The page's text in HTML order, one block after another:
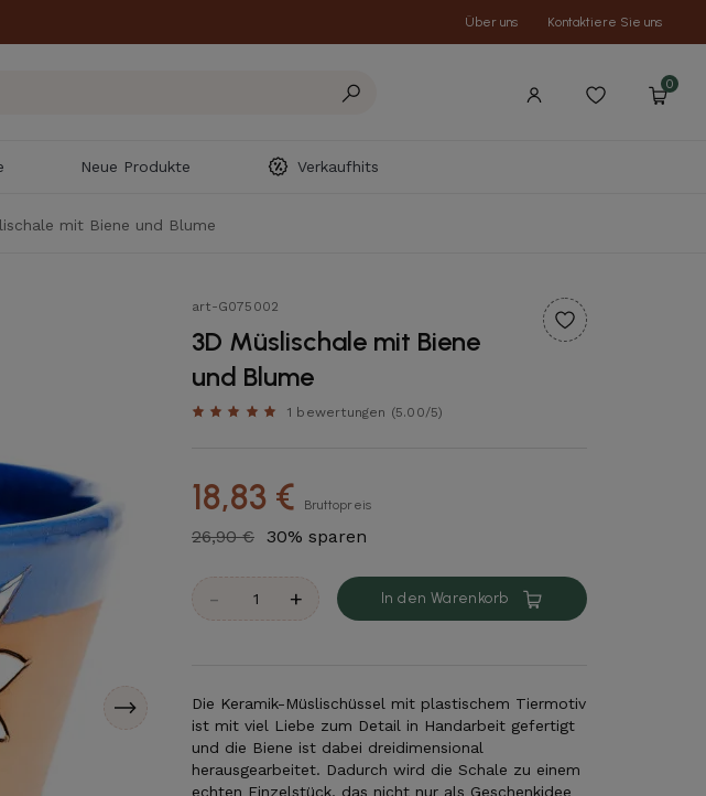
Über uns Kontaktiere Sie uns
0
Neue Produkte Verkaufhits
mit Biene und Blume
art-G075002
3D Müslischale mit Biene
und Blume
1 bewertungen (5.00/5)
18,83 € Bruttopreis
26,90 € 30% sparen
- + In den Warenkorb
Die Keramik-Müslischüssel mit plastischem Tiermotiv
ist mit viel Liebe zum Detail in Handarbeit gefertigt
und die Biene ist dabei dreidimensional
herausgearbeitet. Dadurch wird die Schale zu einem
echten Einzelstück, das nicht nur als Geschenkidee